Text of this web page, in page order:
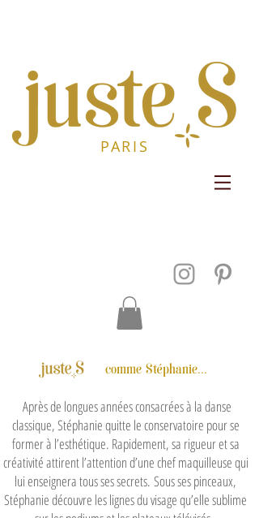
PARIS
comme Stéphanie...
Après de longues années consacrées à la danse
classique, Stéphanie quitte le conservatoire pour se
former à l’esthétique. Rapidement, sa rigueur et sa
créativité attirent l’attention d’une chef maquilleuse qui
lui enseignera tous ses secrets. Sous ses pinceaux,
Stéphanie découvre les lignes du visage qu’elle sublime